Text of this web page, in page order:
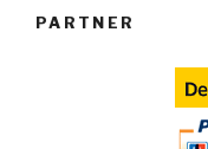
PARTNER